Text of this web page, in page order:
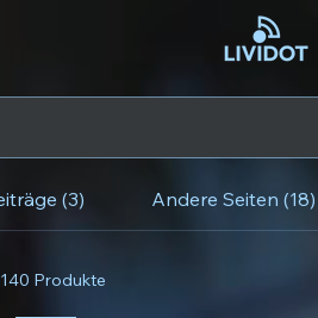
(3) Andere Seiten (18)
140 Produkte